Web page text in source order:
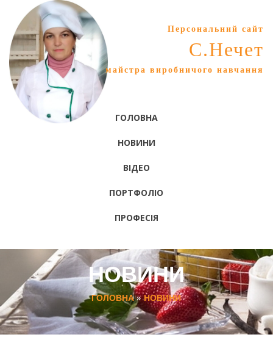
Персональний сайт
С.Нечет
майстра виробничого навчання
ГОЛОВНА
НОВИНИ
ВІДЕО
ПОРТФОЛІО
ПРОФЕСІЯ
НОВИНИ
ГОЛОВНА»НОВИНИ